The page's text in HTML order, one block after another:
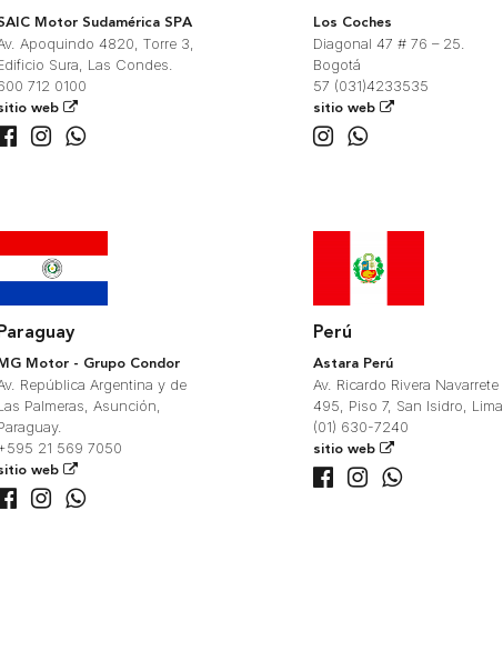
Motor Sudamérica SPA
Apoquindo 4820, Torre 3,
Sura, Las Condes.
712 0100
web
Los Coches
Diagonal 47 # 76 – 25.
Bogotá
57 (031)4233535
sitio web
Motor - Grupo Condor
República Argentina y de
Palmeras, Asunción,
21 569 7050
web
Perú
Astara Perú
Av. Ricardo Rivera Navarrete
495, Piso 7, San Isidro, Lima
(01) 630-7240
sitio web